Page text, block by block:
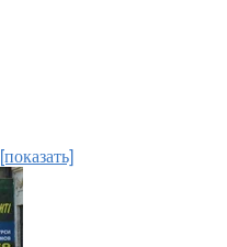
[показать]